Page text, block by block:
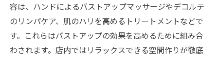
容は、ハンドによるバストアップマッサージやデコルテ
のリンパケア、肌のハリを高めるトリートメントなどで
す。これらはバストアップの効果を高めるために組み合
わされます。店内ではリラックスできる空間作りが徹底